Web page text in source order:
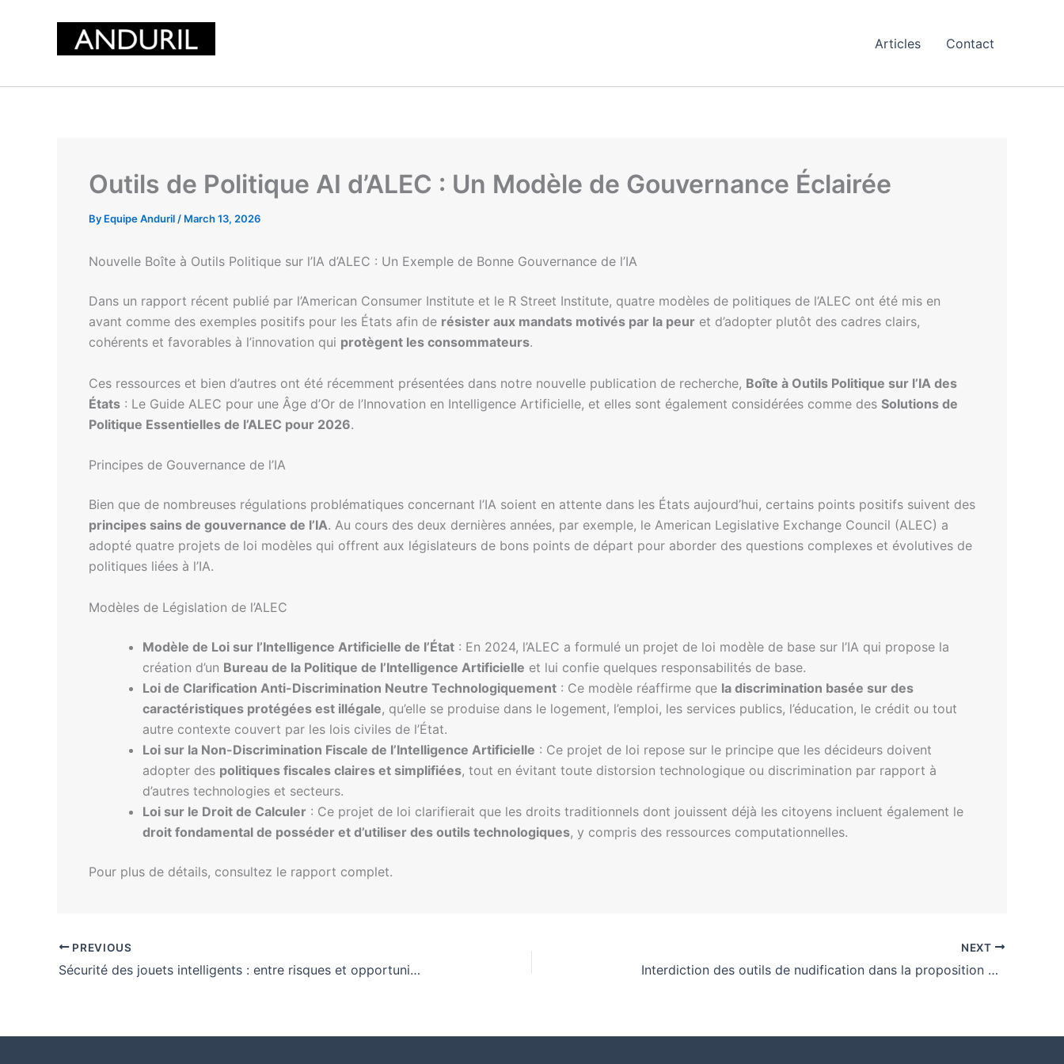
Articles Contact
Outils de Politique AI d’ALEC : Un Modèle de Gouvernance Éclairée
By Equipe Anduril / March 13, 2026
Nouvelle Boîte à Outils Politique sur l’IA d’ALEC : Un Exemple de Bonne Gouvernance de l’IA
Dans un rapport récent publié par l’American Consumer Institute et le R Street Institute, quatre modèles de politiques de l’ALEC ont été mis en
avant comme des exemples positifs pour les États afin de résister aux mandats motivés par la peur et d’adopter plutôt des cadres clairs,
cohérents et favorables à l’innovation qui protègent les consommateurs.
Ces ressources et bien d’autres ont été récemment présentées dans notre nouvelle publication de recherche, Boîte à Outils Politique sur l’IA des
États : Le Guide ALEC pour une Âge d’Or de l’Innovation en Intelligence Artificielle, et elles sont également considérées comme des Solutions de
Politique Essentielles de l’ALEC pour 2026.
Principes de Gouvernance de l’IA
Bien que de nombreuses régulations problématiques concernant l’IA soient en attente dans les États aujourd’hui, certains points positifs suivent des
principes sains de gouvernance de l’IA. Au cours des deux dernières années, par exemple, le American Legislative Exchange Council (ALEC) a
adopté quatre projets de loi modèles qui offrent aux législateurs de bons points de départ pour aborder des questions complexes et évolutives de
politiques liées à l’IA.
Modèles de Législation de l’ALEC
Modèle de Loi sur l’Intelligence Artificielle de l’État : En 2024, l’ALEC a formulé un projet de loi modèle de base sur l’IA qui propose la
création d’un Bureau de la Politique de l’Intelligence Artificielle et lui confie quelques responsabilités de base.
Loi de Clarification Anti-Discrimination Neutre Technologiquement : Ce modèle réaffirme que la discrimination basée sur des
caractéristiques protégées est illégale, qu’elle se produise dans le logement, l’emploi, les services publics, l’éducation, le crédit ou tout
autre contexte couvert par les lois civiles de l’État.
Loi sur la Non-Discrimination Fiscale de l’Intelligence Artificielle : Ce projet de loi repose sur le principe que les décideurs doivent
adopter des politiques fiscales claires et simplifiées, tout en évitant toute distorsion technologique ou discrimination par rapport à
d’autres technologies et secteurs.
Loi sur le Droit de Calculer : Ce projet de loi clarifierait que les droits traditionnels dont jouissent déjà les citoyens incluent également le
droit fondamental de posséder et d’utiliser des outils technologiques, y compris des ressources computationnelles.
Pour plus de détails, consultez le rapport complet.
PREVIOUS
Sécurité des jouets intelligents : entre risques et opportunités
NEXT
Interdiction des outils de nudification dans la proposition du Conseil européen pour l’Acte sur l’IA